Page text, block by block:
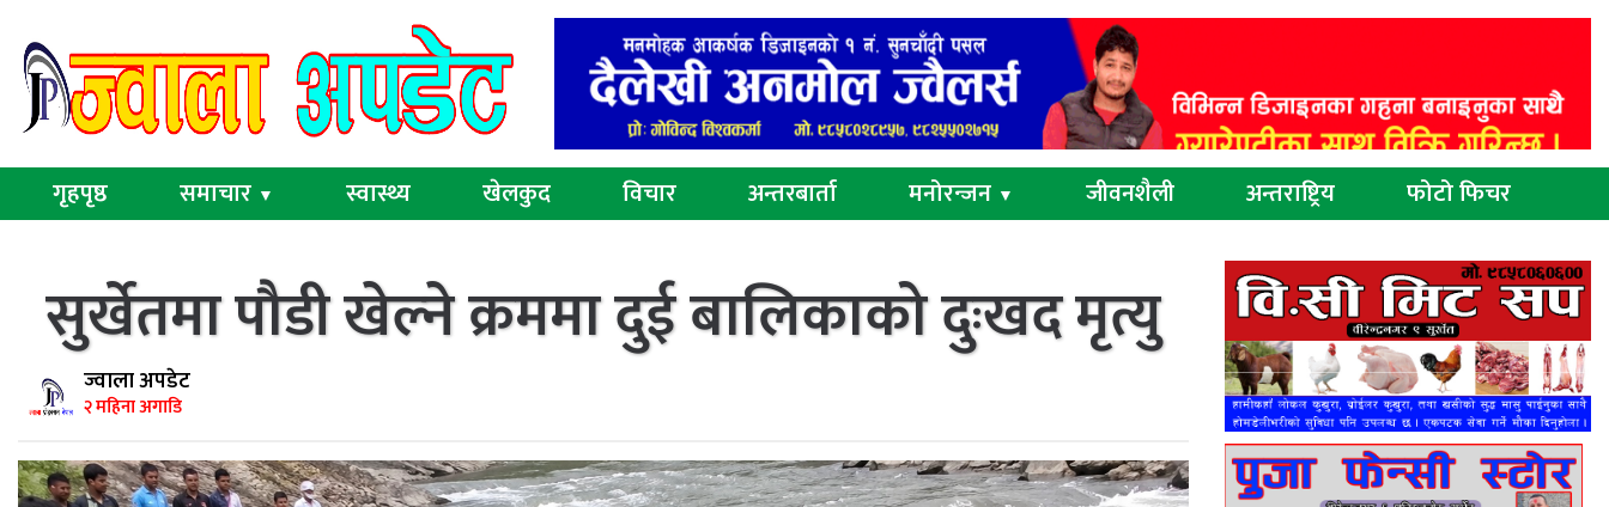
गृहपृष्ठ समाचार ▼ स्वास्थ्य खेलकुद विचार अन्तरबार्ता मनोरन्जन ▼ जीवनशैली अन्तराष्ट्रिय फोटो फिचर
सुर्खेतमा पौडी खेल्ने क्रममा दुई बालिकाको दुःखद मृत्यु
ज्वाला अपडेट
२ महिना अगाडि